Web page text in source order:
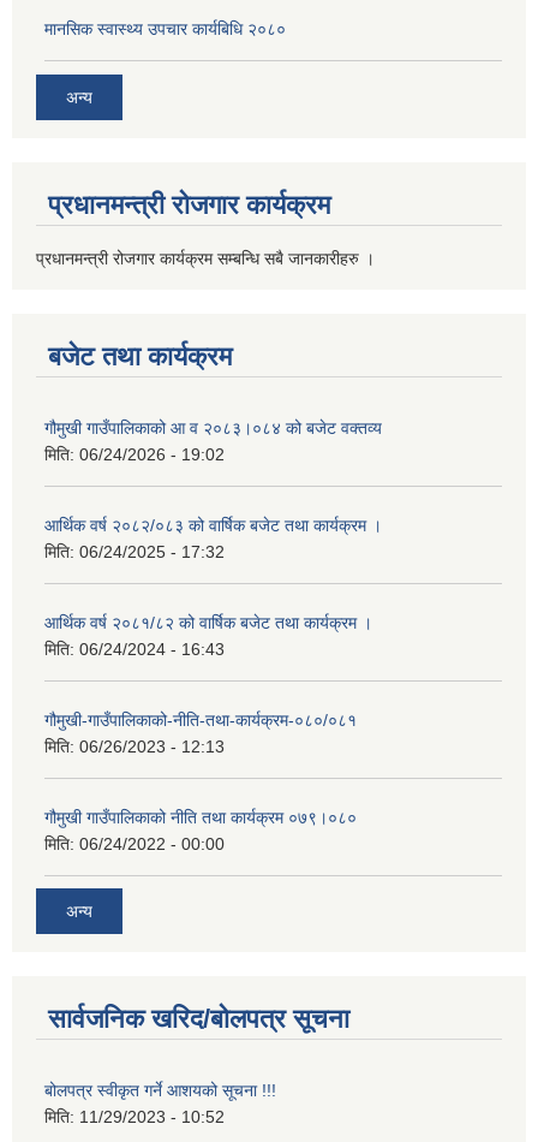
मानसिक स्वास्थ्य उपचार कार्यबिधि २०८०
अन्य
प्रधानमन्त्री रोजगार कार्यक्रम
प्रधानमन्त्री रोजगार कार्यक्रम सम्बन्धि सबै जानकारीहरु ।
बजेट तथा कार्यक्रम
गौमुखी गाउँपालिकाको आ व २०८३।०८४ को बजेट वक्तव्य
मिति: 06/24/2026 - 19:02
आर्थिक वर्ष २०८२/०८३ को वार्षिक बजेट तथा कार्यक्रम ।
मिति: 06/24/2025 - 17:32
आर्थिक वर्ष २०८१/८२ को वार्षिक बजेट तथा कार्यक्रम ।
मिति: 06/24/2024 - 16:43
गौमुखी-गाउँपालिकाको-नीति-तथा-कार्यक्रम-०८०/०८१
मिति: 06/26/2023 - 12:13
गौमुखी गाउँपालिकाको नीति तथा कार्यक्रम ०७९।०८०
मिति: 06/24/2022 - 00:00
अन्य
सार्वजनिक खरिद/बोलपत्र सूचना
बोलपत्र स्वीकृत गर्ने आशयको सूचना !!!
मिति: 11/29/2023 - 10:52